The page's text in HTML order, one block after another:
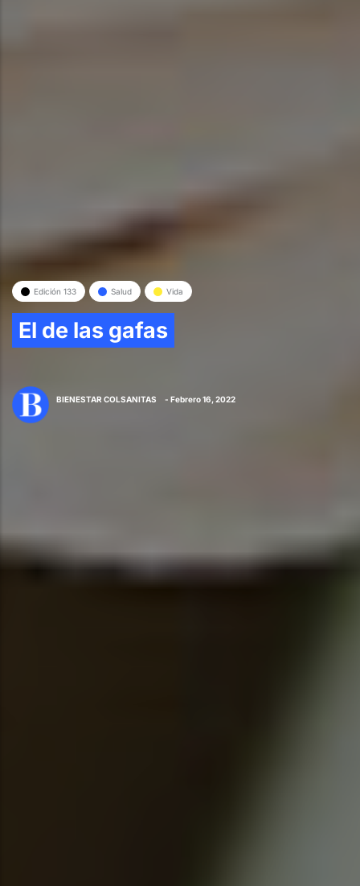
Edición 133 Salud Vida
El de las gafas
BIENESTAR COLSANITAS - Febrero 16, 2022